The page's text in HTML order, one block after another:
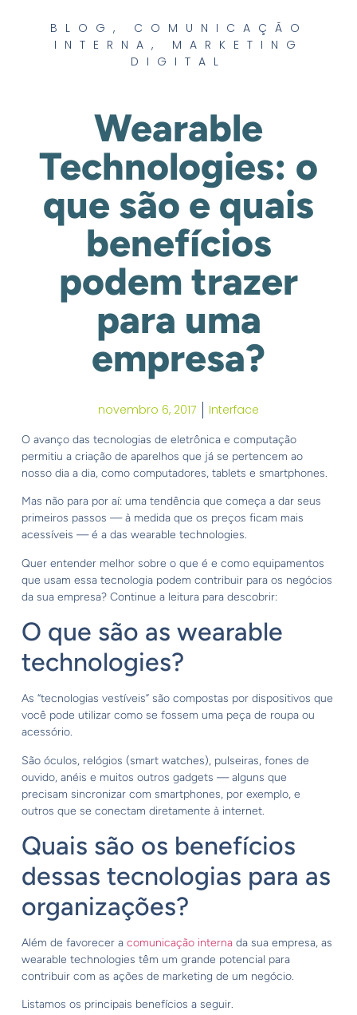
BLOG , COMUNICAÇÃO
INTERNA , MARKETING
DIGITAL
Wearable
Technologies: o
que são e quais
benefícios
podem trazer
para uma
empresa?
novembro 6, 2017 Interface
O avanço das tecnologias de eletrônica e computação
permitiu a criação de aparelhos que já se pertencem ao
nosso dia a dia, como computadores, tablets e smartphones.
Mas não para por aí: uma tendência que começa a dar seus
primeiros passos — à medida que os preços ficam mais
acessíveis — é a das wearable technologies.
Quer entender melhor sobre o que é e como equipamentos
que usam essa tecnologia podem contribuir para os negócios
da sua empresa? Continue a leitura para descobrir:
O que são as wearable
technologies?
As “tecnologias vestíveis” são compostas por dispositivos que
você pode utilizar como se fossem uma peça de roupa ou
acessório.
São óculos, relógios (smart watches), pulseiras, fones de
ouvido, anéis e muitos outros gadgets — alguns que
precisam sincronizar com smartphones, por exemplo, e
outros que se conectam diretamente à internet.
Quais são os benefícios
dessas tecnologias para as
organizações?
Além de favorecer a comunicação internada sua empresa, as
wearable technologies têm um grande potencial para
contribuir com as ações de marketing de um negócio.
Listamos os principais benefícios a seguir.